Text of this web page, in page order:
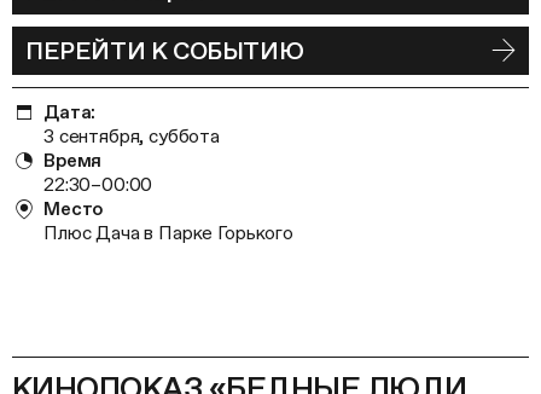
ПЕРЕЙТИ К СОБЫТИЮ
Дата:
3 сентября, суббота
Время
22:30–00:00
Место
Плюс Дача в Парке Горького